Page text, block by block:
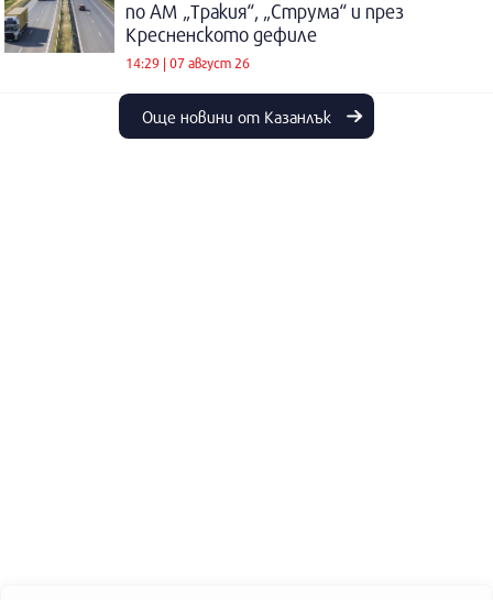
по АМ „Тракия“, „Струма“ и през
Кресненското дефиле
14:29 | 07 август 26
Още новини от Казанлък